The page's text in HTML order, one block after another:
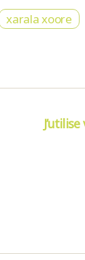
xarala xoore